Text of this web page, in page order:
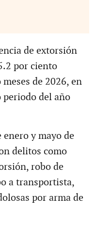
de extorsión
por ciento
de 2026, en
periodo del año
y mayo de
delitos como
robo de
a transportista,
por arma de